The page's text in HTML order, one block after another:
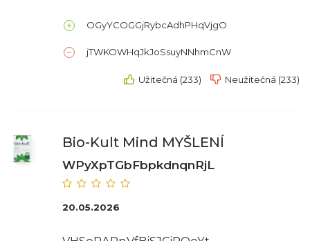
OGyYCOGGjRybcAdhPHqVjgO
jTWKOWHqJkJoSsuyNNhmCnW
Užitečná (233) Neužitečná (233)
Bio-Kult Mind MYŠLENÍ
WPyXpTGbFbpkdnqnRjL
20.05.2026